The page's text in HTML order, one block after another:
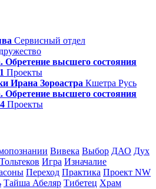
Сервисный отдел
Обретение высшего состояния
Проекты
Ирана Зороастра Кшетра Русь
Обретение высшего состояния
Проекты
Вивека Выбор ДАО Дух
Игра Изначалие
Переход Практика Проект NW
Тайша Абеляр Тибетец Храм